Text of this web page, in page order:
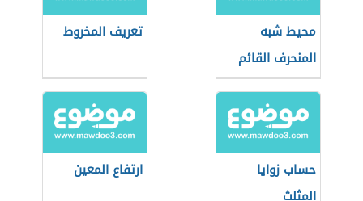
محيط شبه
المنحرف القائم
تعريف المخروط
حساب زوايا
المثلث
ارتفاع المعين